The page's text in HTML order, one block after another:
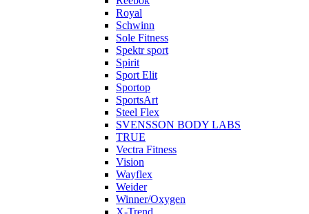
Royal
Schwinn
Sole Fitness
Spektr sport
Spirit
Sport Elit
Sportop
SportsArt
Steel Flex
SVENSSON BODY LABS
TRUE
Vectra Fitness
Vision
Wayflex
Weider
Winner/Oxygen
X-Trend